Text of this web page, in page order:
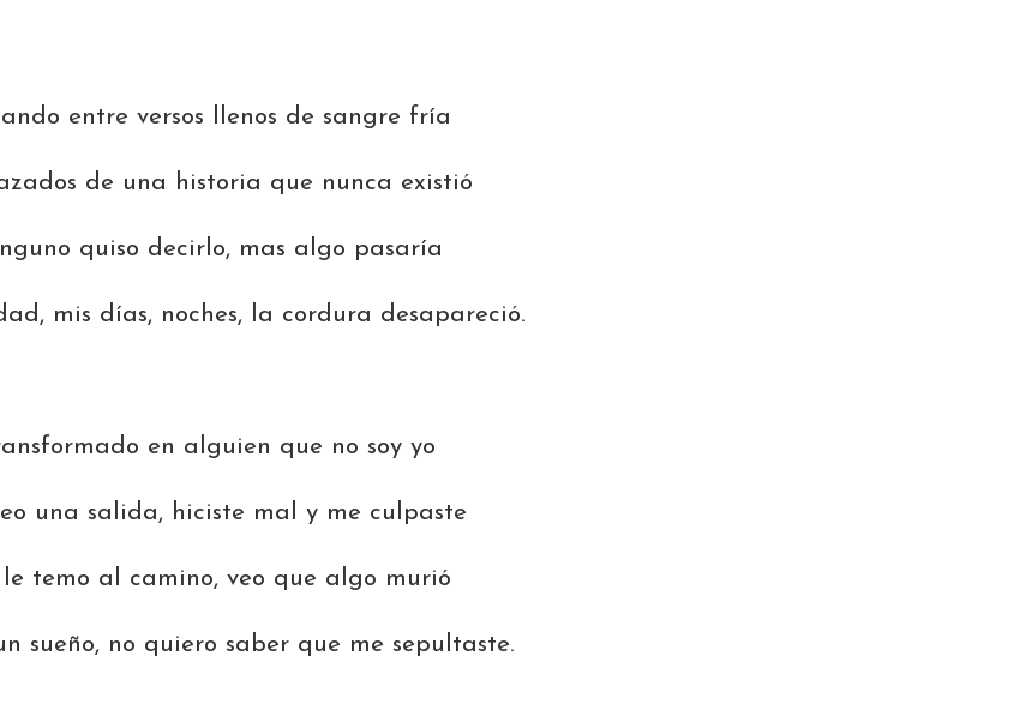
entre versos llenos de sangre fría
de una historia que nunca existió
quiso decirlo, mas algo pasaría
mis días, noches, la cordura desapareció.
en alguien que no soy yo
una salida, hiciste mal y me culpaste
le temo al camino, veo que algo murió
un sueño, no quiero saber que me sepultaste.